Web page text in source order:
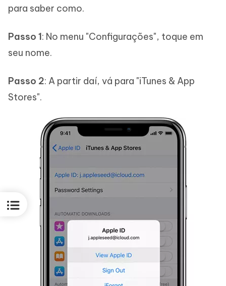
para saber como.
Passo 1: No menu "Configurações", toque em
seu nome.
Passo 2: A partir daí, vá para "iTunes & App
Stores".